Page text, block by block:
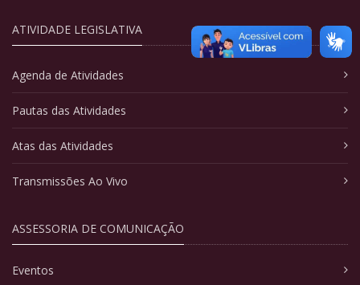
ATIVIDADE LEGISLATIVA
Agenda de Atividades
Pautas das Atividades
Atas das Atividades
Transmissões Ao Vivo
ASSESSORIA DE COMUNICAÇÃO
Eventos